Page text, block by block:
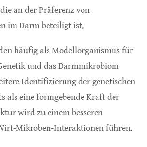
an der Präferenz von
im Darm beteiligt ist.
häufig als Modellorganismus für
und das Darmmikrobiom
Identifizierung der genetischen
als eine formgebende Kraft der
wird zu einem besseren
Mikroben-Interaktionen führen.